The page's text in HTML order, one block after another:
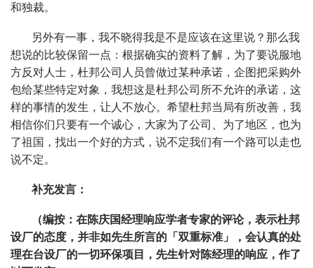
和独裁。
另外有一事，我不晓得我是不是应该在这里说？那么我
想说的比较保留一点：根据确实的资料了解，为了要说服地
方反对人士，杜邦公司人员曾做过某种承诺，企图把采购外
包给某些特定对象，我想这是杜邦公司所不允许的承诺，这
样的事情的发生，让人不放心。希望杜邦当局有所改善，我
相信你们只要有一个诚心，大家为了公司、为了地区，也为
了祖国，找出一个好的方式，说不定我们有一个路可以走也
说不定。
补充发言：
（编按：在陈庆国经理响应学者专家的评论，表示杜邦
设厂的态度，并非如先生所言的「双重标准」，会认真的处
理在台设厂的一切环保项目，先生针对陈经理的响应，作了